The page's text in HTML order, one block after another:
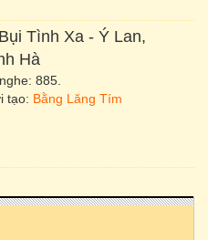
Tình Xa - Ý Lan,
Hà
885.
tạo: Bằng Lăng Tím